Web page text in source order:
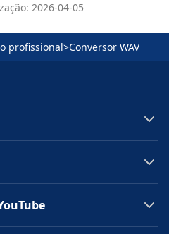
2026-04-05
profissional>Conversor WAV